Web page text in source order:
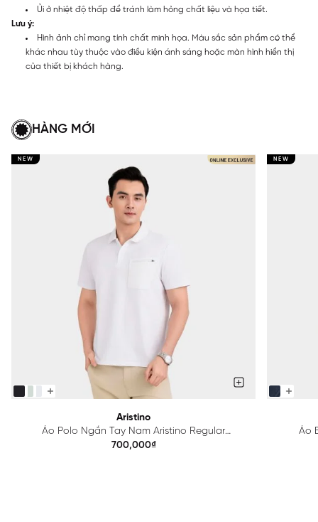
Ủi ở nhiệt độ thấp để tránh làm hỏng chất liệu và họa tiết.
Lưu ý:
Hình ảnh chỉ mang tính chất minh họa. Màu sắc sản phẩm có thể
khác nhau tùy thuộc vào điều kiện ánh sáng hoặc màn hình hiển thị
của thiết bị khách hàng.
HÀNG MỚI
NEW
Aristino
Áo Polo Ngắn Tay Nam Aristino Regular
APS615EDP01
700,000₫
NEW
Áo